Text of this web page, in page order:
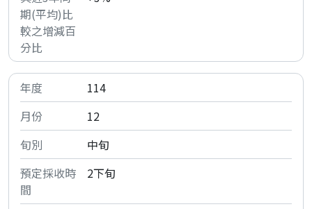
114
12
中旬
2下旬